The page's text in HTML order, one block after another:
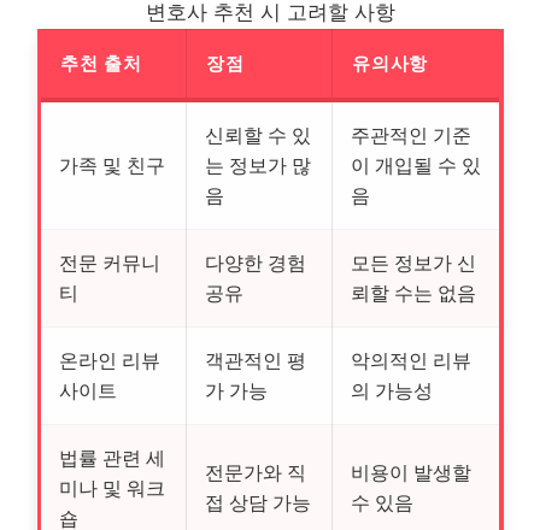
변호사 추천 시 고려할 사항
추천 출처 장점 유의사항
가족 및 친구
신뢰할 수 있
는 정보가 많
음
주관적인 기준
이 개입될 수 있
음
전문 커뮤니
티
다양한 경험
공유
모든 정보가 신
뢰할 수는 없음
온라인 리뷰
사이트
객관적인 평
가 가능
악의적인 리뷰
의 가능성
법률 관련 세
미나 및 워크
숍
전문가와 직
접 상담 가능
비용이 발생할
수 있음